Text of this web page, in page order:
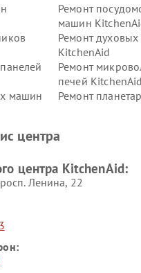
Ремонт
машин
Ремонт
KitchenAid
Ремонт
печей KitchenAid
машин
Ремонт
центра
центра KitchenAid:
Ленина, 22